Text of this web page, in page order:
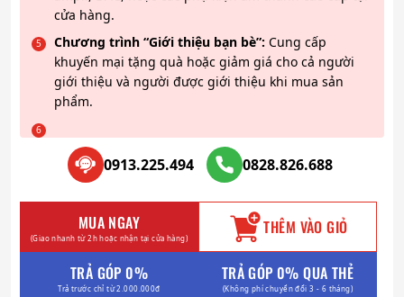
cửa hàng.
Chương trình “Giới thiệu bạn bè”: Cung cấp
khuyến mại tặng quà hoặc giảm giá cho cả người
giới thiệu và người được giới thiệu khi mua sản
phẩm.
0913.225.494 0828.826.688
MUA NGAY
(Giao nhanh từ 2h hoặc nhận tại cửa hàng) THÊM VÀO GIỎ
TRẢ GÓP 0%
Trả trước chỉ từ 2.000.000đ
TRẢ GÓP 0% QUA THẺ
(Không phí chuyển đổi 3 - 6 tháng)